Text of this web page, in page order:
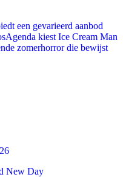
een gevarieerd aanbod
kiest Ice Cream Man
zomerhorror die bewijst
New Day